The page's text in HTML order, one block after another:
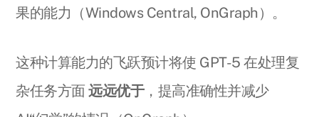
果的能力（Windows Central, OnGraph）。
这种计算能力的飞跃预计将使 GPT-5 在处理复
杂任务方面远远优于，提高准确性并减少